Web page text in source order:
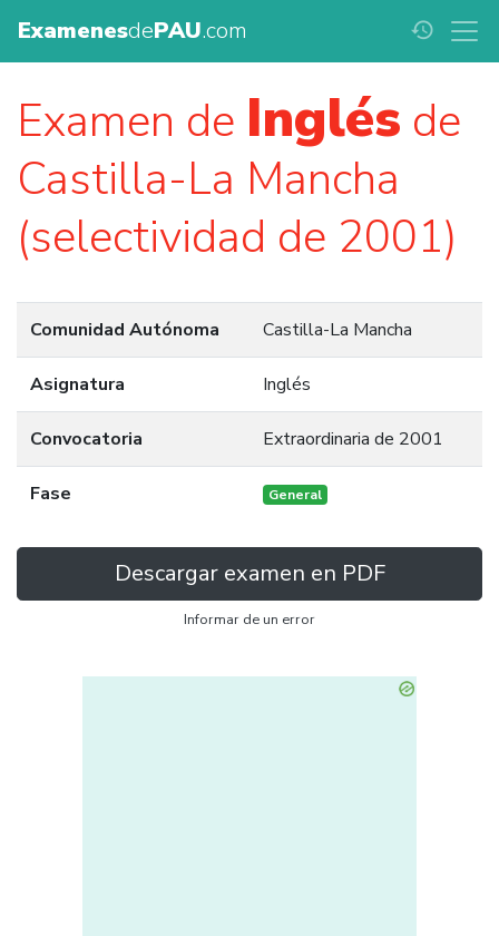
ExamenesdePAU.com history
Examen de Inglés de
Castilla-La Mancha
(selectividad de 2001)
Comunidad Autónoma Castilla-La Mancha
Asignatura Inglés
Convocatoria Extraordinaria de 2001
Fase General
Descargar examen en PDF
Informar de un error